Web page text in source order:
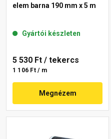
elem barna 190 mm x 5 m
Gyártói készleten
5 530 Ft / tekercs
1 106 Ft / m
Megnézem